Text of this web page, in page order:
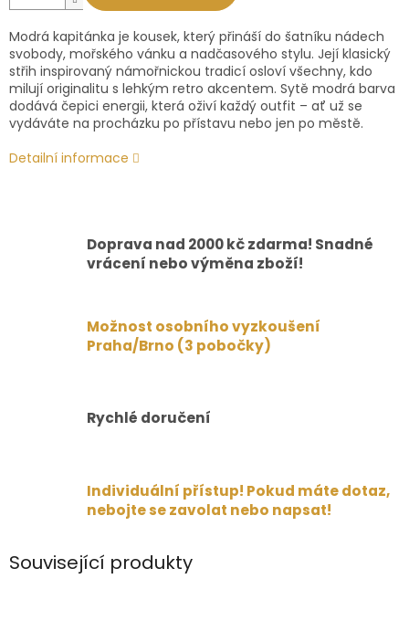
Modrá kapitánka je kousek, který přináší do šatníku nádech
svobody, mořského vánku a nadčasového stylu. Její klasický
střih inspirovaný námořnickou tradicí osloví všechny, kdo
milují originalitu s lehkým retro akcentem. Sytě modrá barva
dodává čepici energii, která oživí každý outfit – ať už se
vydáváte na procházku po přístavu nebo jen po městě.
Detailní informace
Doprava nad 2000 kč zdarma! Snadné
vrácení nebo výměna zboží!
Možnost osobního vyzkoušení
Praha/Brno (3 pobočky)
Rychlé doručení
Individuální přístup! Pokud máte dotaz,
nebojte se zavolat nebo napsat!
Související produkty